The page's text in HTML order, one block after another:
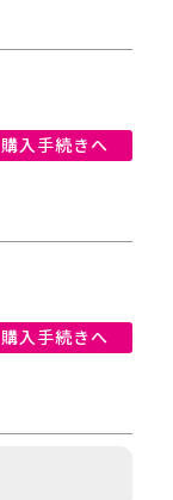
購入手続きへ
購入手続きへ